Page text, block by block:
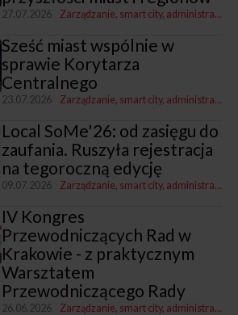
27.07.2026 Zarządzanie, smart city, administracja
Sześć miast wspólnie w
sprawie Korytarza
Centralnego
23.07.2026 Zarządzanie, smart city, administracja
Local SoMe'26: od zasięgu do
zaufania. Ruszyła rejestracja
na tegoroczną edycję
09.07.2026 Zarządzanie, smart city, administracja
IV Kongres
Przewodniczących Rad w
Krakowie - z praktycznym
Warsztatem
Przewodniczącego Rady
26.06.2026 Zarządzanie, smart city, administracja